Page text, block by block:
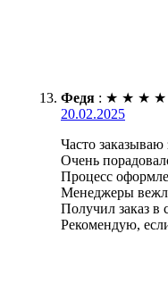
Федя : ★ ★ ★ ★
20.02.2025
Часто
Очень
Процесс
Менеджеры
Получил заказ в
Рекомендую,